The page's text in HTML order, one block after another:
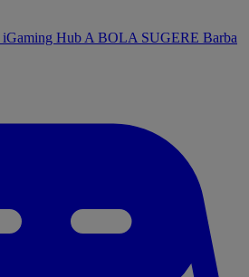
iGaming Hub A BOLA SUGERE Barba